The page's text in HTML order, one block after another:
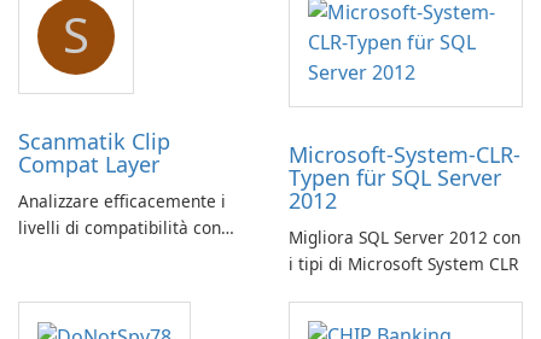
S
Scanmatik Clip
Compat Layer
Analizzare efficacemente i
livelli di compatibilità con
Microsoft-System-CLR-
Typen für SQL Server
2012
Migliora SQL Server 2012 con
i tipi di Microsoft System CLR